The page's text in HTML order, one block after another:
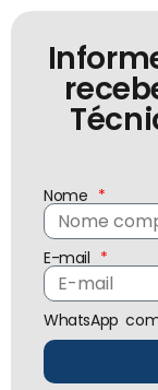
Nome
E-mail
WhatsApp